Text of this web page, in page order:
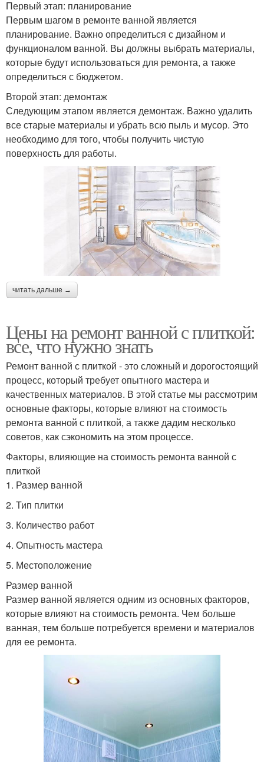
Первый этап: планирование
Первым шагом в ремонте ванной является
планирование. Важно определиться с дизайном и
функционалом ванной. Вы должны выбрать материалы,
которые будут использоваться для ремонта, а также
определиться с бюджетом.
Второй этап: демонтаж
Следующим этапом является демонтаж. Важно удалить
все старые материалы и убрать всю пыль и мусор. Это
необходимо для того, чтобы получить чистую
поверхность для работы.
читать дальше →
Цены на ремонт ванной с плиткой:
все, что нужно знать
Ремонт ванной с плиткой - это сложный и дорогостоящий
процесс, который требует опытного мастера и
качественных материалов. В этой статье мы рассмотрим
основные факторы, которые влияют на стоимость
ремонта ванной с плиткой, а также дадим несколько
советов, как сэкономить на этом процессе.
Факторы, влияющие на стоимость ремонта ванной с
плиткой
1. Размер ванной
2. Тип плитки
3. Количество работ
4. Опытность мастера
5. Местоположение
Размер ванной
Размер ванной является одним из основных факторов,
которые влияют на стоимость ремонта. Чем больше
ванная, тем больше потребуется времени и материалов
для ее ремонта.